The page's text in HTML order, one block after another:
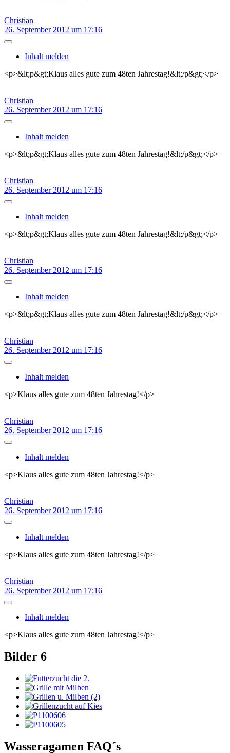
Christian
26. September 2012 um 17:16
Inhalt melden
<p>&lt;p&gt;Klaus alles gute zum 48ten Jahrestag!&lt;/p&gt;</p>
Christian
26. September 2012 um 17:16
Inhalt melden
<p>&lt;p&gt;Klaus alles gute zum 48ten Jahrestag!&lt;/p&gt;</p>
Christian
26. September 2012 um 17:16
Inhalt melden
<p>&lt;p&gt;Klaus alles gute zum 48ten Jahrestag!&lt;/p&gt;</p>
Christian
26. September 2012 um 17:16
Inhalt melden
<p>&lt;p&gt;Klaus alles gute zum 48ten Jahrestag!&lt;/p&gt;</p>
Christian
26. September 2012 um 17:16
Inhalt melden
<p>Klaus alles gute zum 48ten Jahrestag!</p>
Christian
26. September 2012 um 17:16
Inhalt melden
<p>Klaus alles gute zum 48ten Jahrestag!</p>
Christian
26. September 2012 um 17:16
Inhalt melden
<p>Klaus alles gute zum 48ten Jahrestag!</p>
Christian
26. September 2012 um 17:16
Inhalt melden
<p>Klaus alles gute zum 48ten Jahrestag!</p>
Bilder 6
Wasseragamen FAQ´s